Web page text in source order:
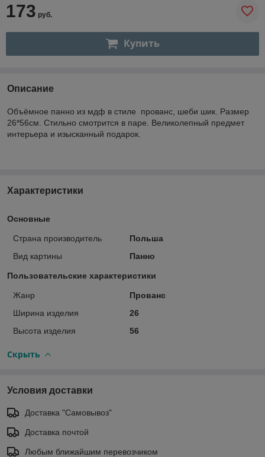
173 руб.
Купить
Описание
Объёмное панно из мдф в стиле прованс, шеби шик. Размер
26*56см. Стильно смотрится в паре. Великолепный предмет
интерьера и изысканный подарок.
Характеристики
Основные
Страна производитель
Польша
Вид картины
Панно
Пользовательские характеристики
Жанр
Прованс
Ширина изделия
26
Высота изделия
56
Скрыть
Условия доставки
Доставка "Самовывоз"
Доставка почтой
Любым ближайшим перевозчиком